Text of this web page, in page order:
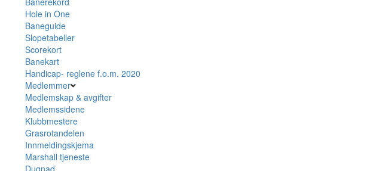
Hole in One
Baneguide
Slopetabeller
Scorekort
Banekart
Handicap- reglene f.o.m. 2020
Medlemmer
Medlemskap & avgifter
Medlemssidene
Klubbmestere
Grasrotandelen
Innmeldingskjema
Marshall tjeneste
Dugnad